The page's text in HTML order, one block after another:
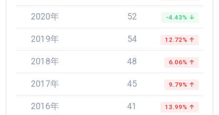
2020年 52 -4.43% ↓
2019年 54 12.72% ↑
2018年 48 6.06% ↑
2017年 45 9.79% ↑
2016年 41 13.99% ↑